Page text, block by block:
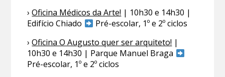
›Oficina Médicos da Arte! | 10h30 e 14h30 |
Edifício Chiado
Pré-escolar, 1º e 2º ciclos
›Oficina O Augusto quer ser arquiteto! |
10h30 e 14h30 | Parque Manuel Braga
Pré-escolar, 1º e 2º ciclos